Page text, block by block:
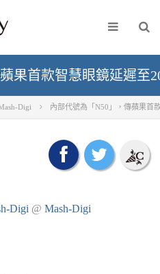
果首款智慧眼鏡延遲至
Digi 內部代號為「N50」，傳蘋果首
Digi @ Mash-Digi